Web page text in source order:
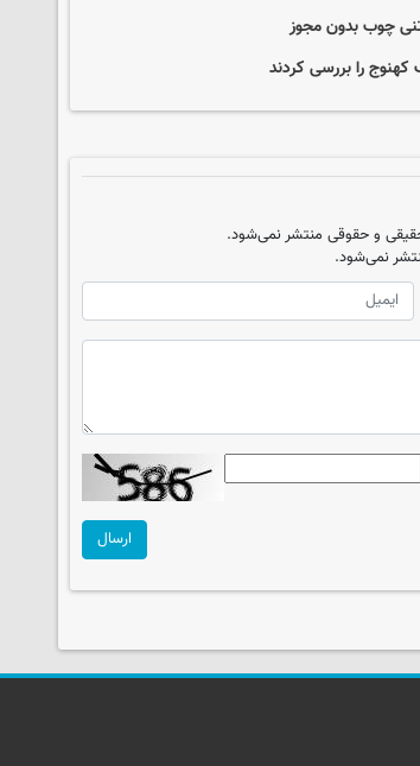
چوب بدون مجوز
کهنوج را بررسی کردند
و حقوقی منتشر نمی‌شود.
نمی‌شود.
ارسال